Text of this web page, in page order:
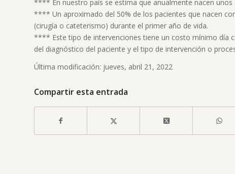
**** En nuestro país se estima que anualmente nacen
**** Un aproximado del 50% de los pacientes que nacen
(cirugía o cateterismo) durante el primer año de vida.
**** Este tipo de intervenciones tiene un costo mínimo día
del diagnóstico del paciente y el tipo de intervención o
Última modificación: jueves, abril 21, 2022
Compartir esta entrada